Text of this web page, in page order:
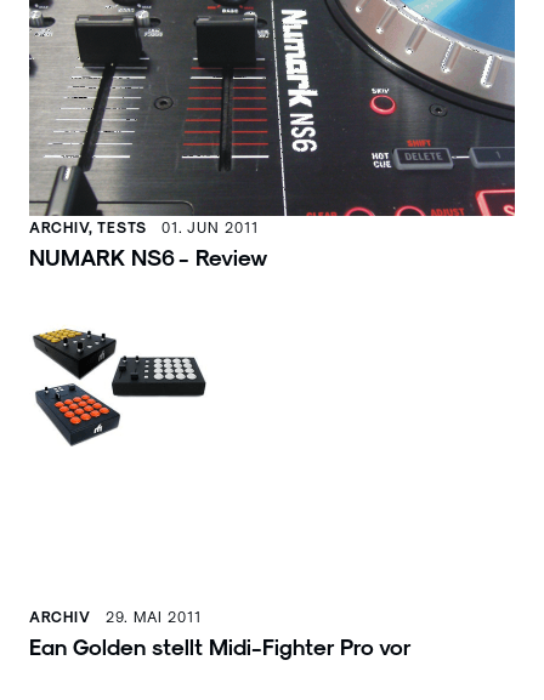
ARCHIV, TESTS 01. JUN 2011
NUMARK NS6 - Review
ARCHIV 29. MAI 2011
Ean Golden stellt Midi-Fighter Pro vor